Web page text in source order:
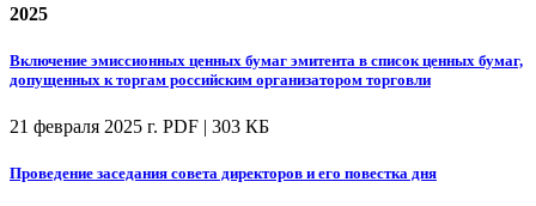
2025
Включение эмиссионных ценных бумаг эмитента в список ценных бумаг,
допущенных к торгам российским организатором торговли
21 февраля 2025 г. PDF | 303 КБ
Проведение заседания совета директоров и его повестка дня